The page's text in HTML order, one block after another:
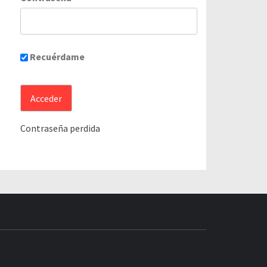
Recuérdame
Contraseña perdida